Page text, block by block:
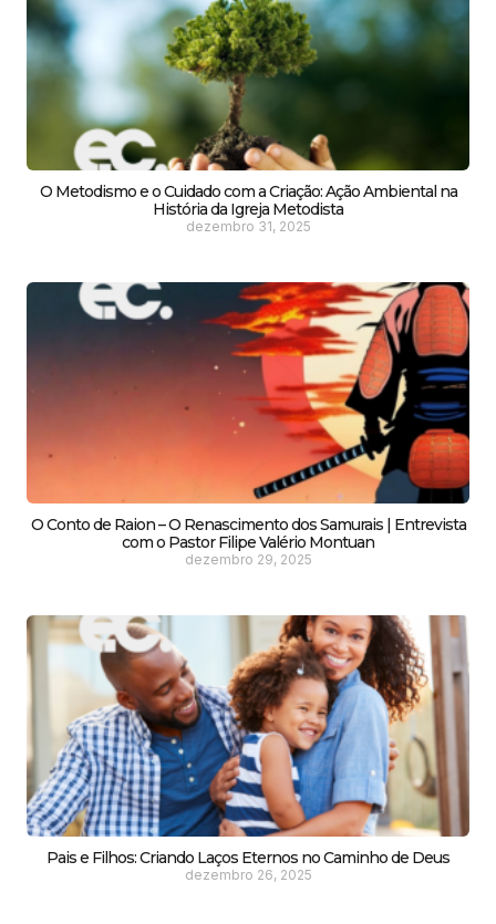
O Metodismo e o Cuidado com a Criação: Ação Ambiental na
História da Igreja Metodista
dezembro 31, 2025
O Conto de Raion – O Renascimento dos Samurais | Entrevista
com o Pastor Filipe Valério Montuan
dezembro 29, 2025
Pais e Filhos: Criando Laços Eternos no Caminho de Deus
dezembro 26, 2025